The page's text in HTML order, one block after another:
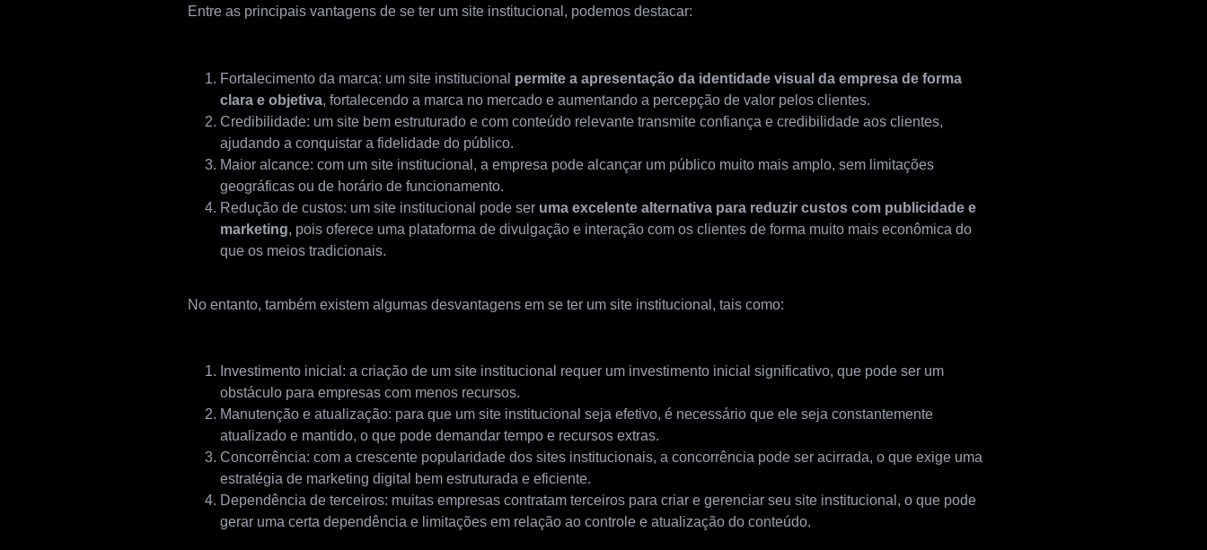
Entre as principais vantagens de se ter um site institucional, podemos destacar:
Fortalecimento da marca: um site institucional permite a apresentação da identidade visual da empresa de forma
clara e objetiva, fortalecendo a marca no mercado e aumentando a percepção de valor pelos clientes.
Credibilidade: um site bem estruturado e com conteúdo relevante transmite confiança e credibilidade aos clientes,
ajudando a conquistar a fidelidade do público.
Maior alcance: com um site institucional, a empresa pode alcançar um público muito mais amplo, sem limitações
geográficas ou de horário de funcionamento.
Redução de custos: um site institucional pode ser uma excelente alternativa para reduzir custos com publicidade e
marketing, pois oferece uma plataforma de divulgação e interação com os clientes de forma muito mais econômica do
que os meios tradicionais.
No entanto, também existem algumas desvantagens em se ter um site institucional, tais como:
Investimento inicial: a criação de um site institucional requer um investimento inicial significativo, que pode ser um
obstáculo para empresas com menos recursos.
Manutenção e atualização: para que um site institucional seja efetivo, é necessário que ele seja constantemente
atualizado e mantido, o que pode demandar tempo e recursos extras.
Concorrência: com a crescente popularidade dos sites institucionais, a concorrência pode ser acirrada, o que exige uma
estratégia de marketing digital bem estruturada e eficiente.
Dependência de terceiros: muitas empresas contratam terceiros para criar e gerenciar seu site institucional, o que pode
gerar uma certa dependência e limitações em relação ao controle e atualização do conteúdo.